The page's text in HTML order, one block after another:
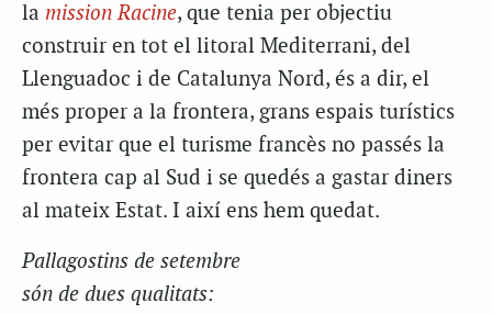
la missionRacine, que tenia per objectiu
construir en tot el litoral Mediterrani, del
Llenguadoc i de Catalunya Nord, és a dir, el
més proper a la frontera, grans espais turístics
per evitar que el turisme francès no passés la
frontera cap al Sud i se quedés a gastar diners
al mateix Estat. I així ens hem quedat.
Pallagostins de setembre
són de dues qualitats: